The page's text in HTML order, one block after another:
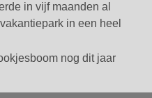
in vijf maanden al
in een heel
nog dit jaar